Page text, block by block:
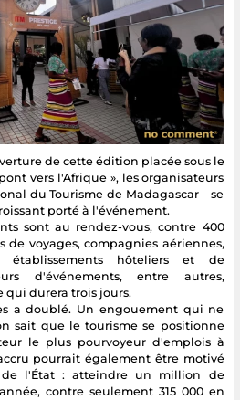
de cette édition placée sous le
vers l'Afrique », les organisateurs
du Tourisme de Madagascar – se
porté à l'événement.
sont au rendez-vous, contre 400
de voyages, compagnies aériennes,
établissements hôteliers et de
d'événements, entre autres,
qui durera trois jours.
a doublé. Un engouement qui ne
sait que le tourisme se positionne
le plus pourvoyeur d'emplois à
pourrait également être motivé
l'État : atteindre un million de
contre seulement 315 000 en